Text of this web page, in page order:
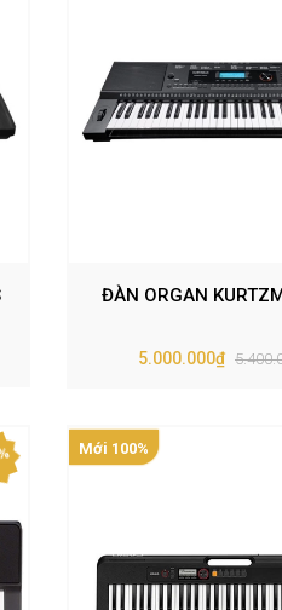
ĐÀN ORGAN
5.000.000₫
Mới 100%